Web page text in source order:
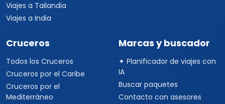
Viajes a Tailandia
Viajes a India
Cruceros
Todos los Cruceros
Cruceros por el Caribe
Cruceros por el
Mediterráneo
Marcas y buscador
✦ Planificador de viajes con
IA
Buscar paquetes
Contacto con asesores